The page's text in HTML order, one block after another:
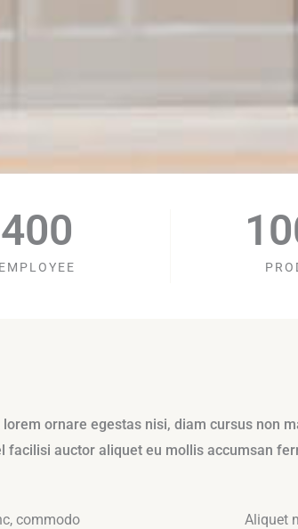
EMPLOYEE
400
ornare egestas nisi, diam cursus non
facilisi auctor aliquet eu mollis accumsan
commodo
Aliquet